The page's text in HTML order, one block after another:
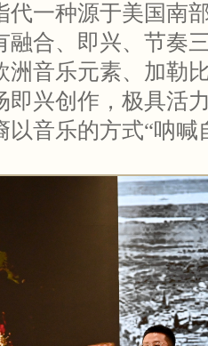
代一种源于美国南
融合、即兴、节奏
洲音乐元素、加勒
即兴创作，极具活
以音乐的方式“呐喊